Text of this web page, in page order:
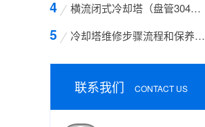
横流闭式冷却塔（盘管304不锈钢）
冷却塔维修步骤流程和保养的方法有哪些
联系我们 CONTACT US